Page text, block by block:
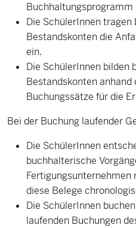
Buchhaltungsprogramm
Die SchülerInnen tragen
Bestandskonten die
ein.
Die SchülerInnen bilden
Bestandskonten anhand
Buchungssätze für die
Bei der Buchung laufender
Die SchülerInnen
buchhalterische
Fertigungsunternehmen
diese Belege
Die SchülerInnen
laufenden Buchungen